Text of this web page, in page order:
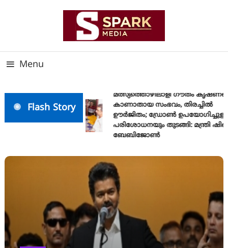
Menu
Flash Story
മത്സ്യത്തൊഴിലാളി ഗൗതം
കാണാതായ സംഭവം, തിരച്ചിൽ
ഊർജിതം; ഡ്രോണ്‍ ഉപയോഗിച്ചുള്ള
പരിശോധനയും തുടങ്ങി: മന്ത്രി ഷിബു
ബേബിജോണ്‍